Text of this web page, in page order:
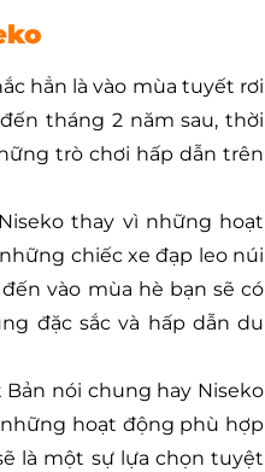
hẳn là vào mùa tuyết rơi
tháng 2 năm sau, thời
trò chơi hấp dẫn trên
thay vì những hoạt
chiếc xe đạp leo núi
vào mùa hè bạn sẽ có
đặc sắc và hấp dẫn du
nói chung hay Niseko
hoạt động phù hợp
là một sự lựa chọn tuyệt